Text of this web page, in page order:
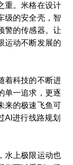
重。米格在设计
级的安全壳，智
警的传感器。让
动不断发展的
着科技的不断进
单一追求，更逐
来的极速飞鱼可
AI进行线路规划
水上极限运动也